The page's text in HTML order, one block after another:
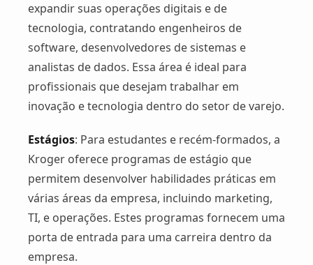
expandir suas operações digitais e de
tecnologia, contratando engenheiros de
software, desenvolvedores de sistemas e
analistas de dados. Essa área é ideal para
profissionais que desejam trabalhar em
inovação e tecnologia dentro do setor de varejo​.
Estágios: Para estudantes e recém-formados, a
Kroger oferece programas de estágio que
permitem desenvolver habilidades práticas em
várias áreas da empresa, incluindo marketing,
TI, e operações. Estes programas fornecem uma
porta de entrada para uma carreira dentro da
empresa​.